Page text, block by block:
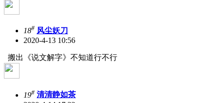
18# 风尘妖刀
2020-4-13 10:56
搬出《说文解字》不知道行不行
19# 清清静如茶